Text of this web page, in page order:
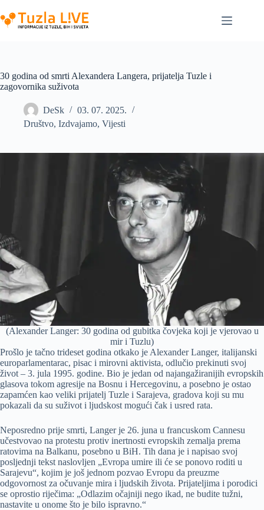
to
content
30 godina od smrti Alexandera Langera, prijatelja Tuzle i
zagovornika suživota
DeSk
03. 07. 2025.
Društvo, Izdvajamo, Vijesti
(Alexander Langer: 30 godina od gubitka čovjeka koji je vjerovao u
mir i Tuzlu)
Prošlo je tačno trideset godina otkako je Alexander Langer, italijanski
europarlamentarac, pisac i mirovni aktivista, odlučio prekinuti svoj
život – 3. jula 1995. godine. Bio je jedan od najangažiranijih evropskih
glasova tokom agresije na Bosnu i Hercegovinu, a posebno je ostao
zapamćen kao veliki prijatelj Tuzle i Sarajevа, gradova koji su mu
pokazali da su suživot i ljudskost mogući čak i usred rata.
Neposredno prije smrti, Langer je 26. juna u francuskom Cannesu
učestvovao na protestu protiv inertnosti evropskih zemalja prema
ratovima na Balkanu, posebno u BiH. Tih dana je i napisao svoj
posljednji tekst naslovljen „Evropa umire ili će se ponovo roditi u
Sarajevu“, kojim je još jednom pozvao Evropu da preuzme
odgovornost za očuvanje mira i ljudskih života. Prijateljima i porodici
se oprostio riječima: „Odlazim očajniji nego ikad, ne budite tužni,
nastavite u onome što je bilo ispravno.“